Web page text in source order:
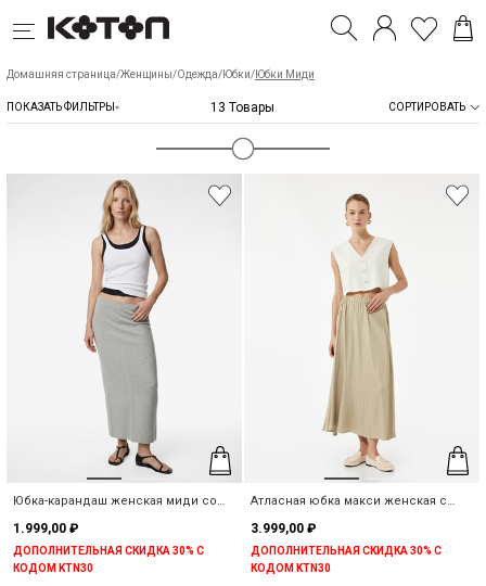
Домашняя страница/Женщины/Одежда/Юбки/Юбки Миди
ПОКАЗАТЬ ФИЛЬТРЫ 13 Товары СОРТИРОВАТЬ
Юбка-карандаш женская миди со
1.999,00 ₽
ДОПОЛНИТЕЛЬНАЯ СКИДКА 30% С
КОДОМ KTN30
Атласная юбка макси женская с
3.999,00 ₽
ДОПОЛНИТЕЛЬНАЯ СКИДКА 30% С
КОДОМ KTN30